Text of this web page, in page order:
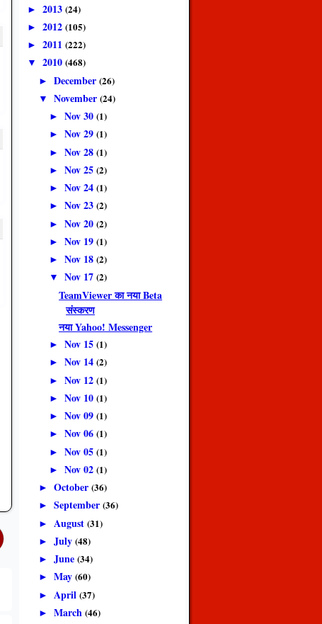
► 2013 (24)
► 2012 (105)
► 2011 (222)
▼ 2010 (468)
► December (26)
▼ November (24)
►Nov 30(1)
►Nov 29(1)
►Nov 28(1)
►Nov 25(2)
►Nov 24(1)
►Nov 23(2)
►Nov 20(2)
►Nov 19(1)
►Nov 18(2)
▼Nov 17(2)
TeamViewer का नया Beta
संस्करण
नया Yahoo! Messenger
►Nov 15(1)
►Nov 14(2)
►Nov 12(1)
►Nov 10(1)
►Nov 09(1)
►Nov 06(1)
►Nov 05(1)
►Nov 02(1)
► October (36)
► September (36)
► August (31)
► July (48)
► June (34)
► May (60)
► April (37)
► March (46)